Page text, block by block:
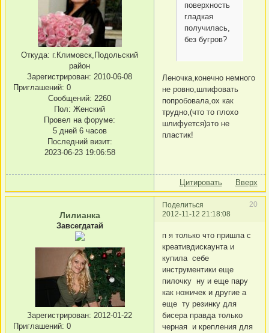
Откуда: г.Климовск,Подольский
район
Зарегистрирован: 2010-06-08
Приглашений: 0
Сообщений: 2260
Пол: Женский
Провел на форуме:
5 дней 6 часов
Последний визит:
2023-06-23 19:06:58
поверхность
гладкая
получилась,
без бугров?
Леночка,конечно немного
не ровно,шлифовать
попробовала,ох как
трудно,(что то плохо
шлифуется)это не
пластик!
Цитировать Вверх
Поделиться
20
2012-11-12 21:18:08
Лилианка
Завсегдатай
Зарегистрирован: 2012-01-22
Приглашений: 0
п я только что пришла с
креативдискаунта и
купила себе
инструментики еще
пилочку ну и еще пару
как ножичек и другие а
еще ту резинку для
бисера правда только
черная и крепления для